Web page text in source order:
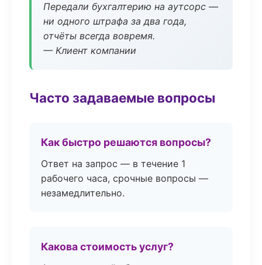
Передали бухгалтерию на аутсорс —
ни одного штрафа за два года,
отчёты всегда вовремя.
— Клиент компании
Часто задаваемые вопросы
Как быстро решаются вопросы?
Ответ на запрос — в течение 1
рабочего часа, срочные вопросы —
незамедлительно.
Какова стоимость услуг?